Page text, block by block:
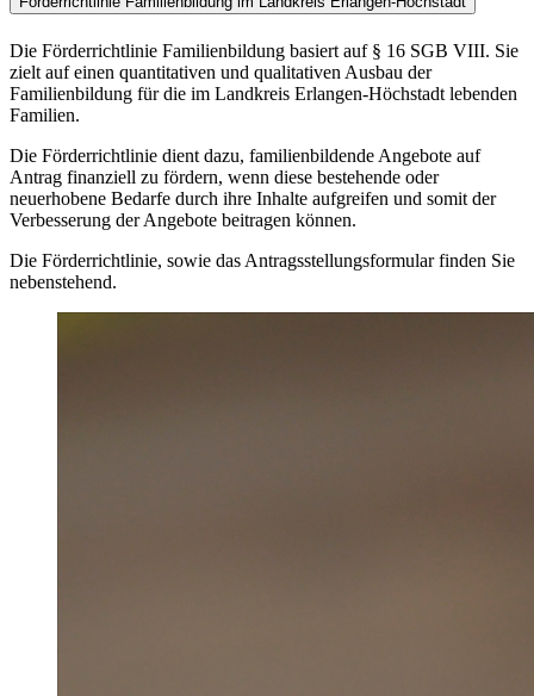
Die Förderrichtlinie Familienbildung basiert auf § 16 SGB VIII. Sie
zielt auf einen quantitativen und qualitativen Ausbau der
Familienbildung für die im Landkreis Erlangen-Höchstadt lebenden
Familien.
Die Förderrichtlinie dient dazu, familienbildende Angebote auf
Antrag finanziell zu fördern, wenn diese bestehende oder
neuerhobene Bedarfe durch ihre Inhalte aufgreifen und somit der
Verbesserung der Angebote beitragen können.
Die Förderrichtlinie, sowie das Antragsstellungsformular finden Sie
nebenstehend.